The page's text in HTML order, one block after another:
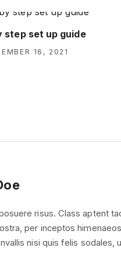
step set up guide
16, 2021
risus. Class aptent
per inceptos
nisi quis felis sodales,